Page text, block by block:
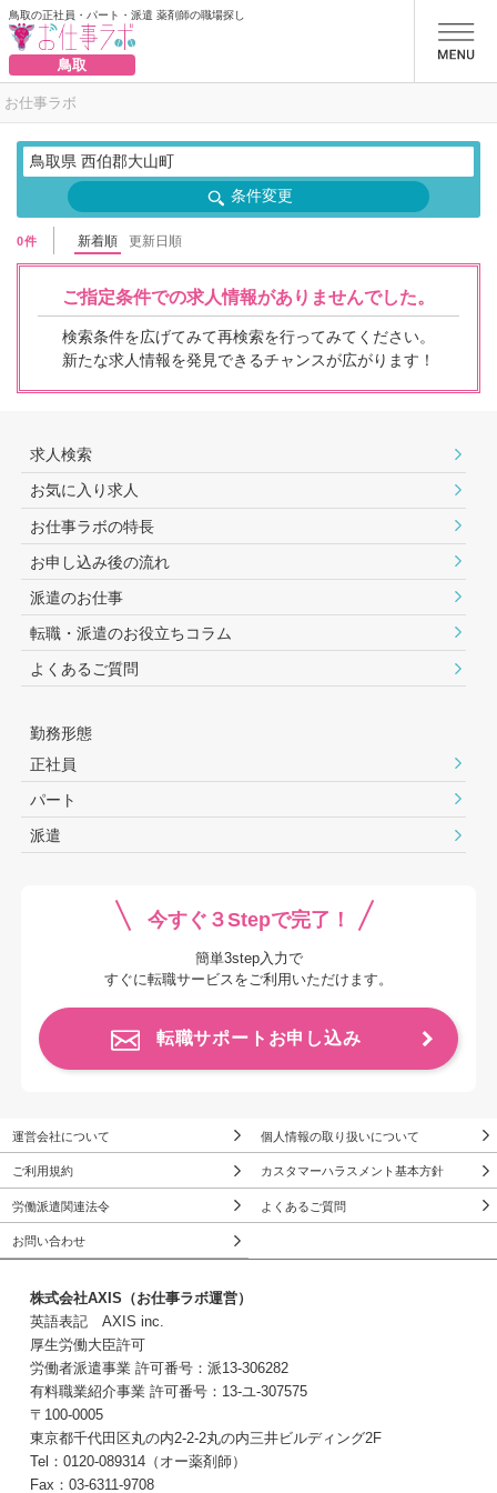
鳥取の正社員・パート・派遣 薬剤師の職場探し
鳥取
お仕事ラボ
鳥取県 西伯郡大山町
条件変更
0件 新着順 更新日順
ご指定条件での求人情報がありませんでした。
検索条件を広げてみて再検索を行ってみてください。
新たな求人情報を発見できるチャンスが広がります！
求人検索
お気に入り求人
お仕事ラボの特長
お申し込み後の流れ
派遣のお仕事
転職・派遣のお役⽴ちコラム
よくあるご質問
勤務形態
正社員
パート
派遣
今すぐ３Stepで完了！
簡単3step入力で
すぐに転職サービスをご利用いただけます。
転職サポートお申し込み
運営会社について 個人情報の取り扱いについて
ご利用規約 カスタマーハラスメント基本方針
労働派遣関連法令 よくあるご質問
お問い合わせ
株式会社AXIS（お仕事ラボ運営）
英語表記 AXIS inc.
厚生労働大臣許可
労働者派遣事業 許可番号：派13-306282
有料職業紹介事業 許可番号：13-ユ-307575
〒100-0005
東京都千代田区丸の内2-2-2丸の内三井ビルディング2F
Tel：0120-089314（オー薬剤師）
Fax：03-6311-9708